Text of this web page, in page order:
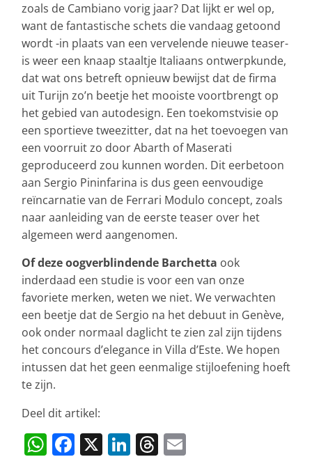
zoals de Cambiano vorig jaar? Dat lijkt er wel op,
want de fantastische schets die vandaag getoond
wordt -in plaats van een vervelende nieuwe teaser-
is weer een knaap staaltje Italiaans ontwerpkunde,
dat wat ons betreft opnieuw bewijst dat de firma
uit Turijn zo’n beetje het mooiste voortbrengt op
het gebied van autodesign. Een toekomstvisie op
een sportieve tweezitter, dat na het toevoegen van
een voorruit zo door Abarth of Maserati
geproduceerd zou kunnen worden. Dit eerbetoon
aan Sergio Pininfarina is dus geen eenvoudige
reïncarnatie van de Ferrari Modulo concept, zoals
naar aanleiding van de eerste teaser over het
algemeen werd aangenomen.
Of deze oogverblindende Barchetta ook
inderdaad een studie is voor een van onze
favoriete merken, weten we niet. We verwachten
een beetje dat de Sergio na het debuut in Genève,
ook onder normaal daglicht te zien zal zijn tijdens
het concours d’elegance in Villa d’Este. We hopen
intussen dat het geen eenmalige stijloefening hoeft
te zijn.
Deel dit artikel:
W F X Li T